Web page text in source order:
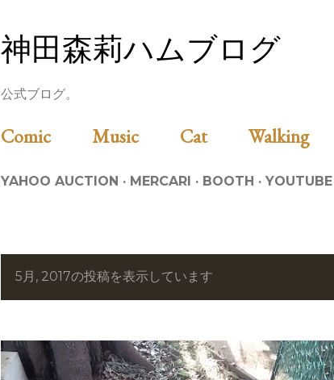
神田森莉ハムブログ
公式ブログ。
Comic Music Cat Walking
YAHOO AUCTION MERCARI BOOTH YOUTUBE
投
5月, 2017の投稿を表示しています